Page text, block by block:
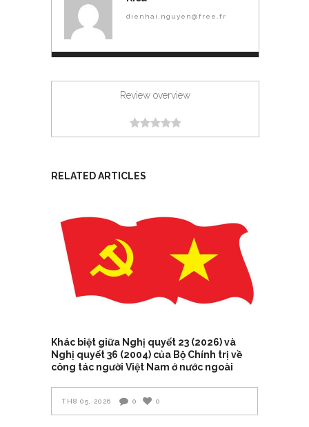
dienhai.nguyen@free.fr
Review overview
RELATED ARTICLES
Khác biệt giữa Nghị quyết 23 (2026) và
Nghị quyết 36 (2004) của Bộ Chính trị về
công tác người Việt Nam ở nước ngoài
TH8 05, 2026 0 0